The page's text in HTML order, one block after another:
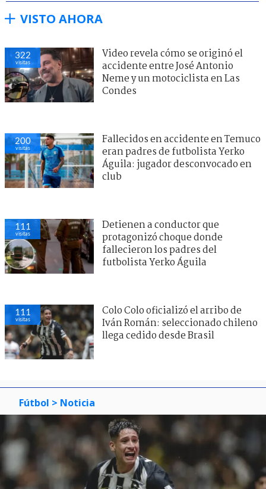
VISTO AHORA
322
visitas
Video revela cómo se originó el
accidente entre José Antonio
Neme y un motociclista en Las
Condes
200
visitas
Fallecidos en accidente en Temuco
eran padres de futbolista Yerko
Águila: jugador desconvocado en
club
111
visitas
Detienen a conductor que
protagonizó choque donde
fallecieron los padres del
futbolista Yerko Águila
111
visitas
Colo Colo oficializó el arribo de
Iván Román: seleccionado chileno
llega cedido desde Brasil
Fútbol > Noticia